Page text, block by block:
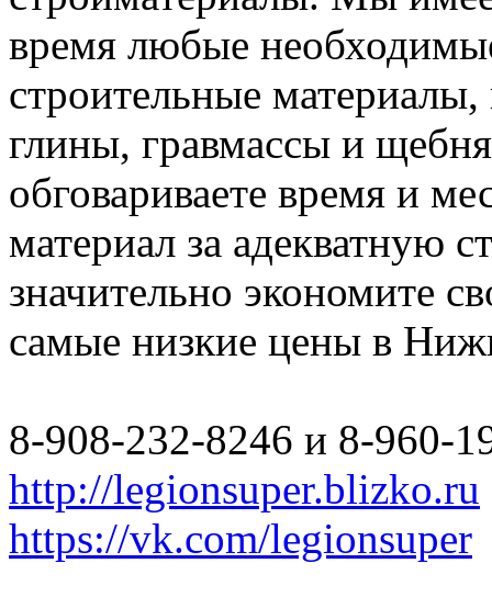
время любые
строительные материалы,
глины, гравмассы и
обговариваете время и
материал за адекватную
значительно экономите
самые низкие цены в
8-908-232-8246 и 8-960-
http://legionsuper.blizko.ru
https://vk.com/legionsuper